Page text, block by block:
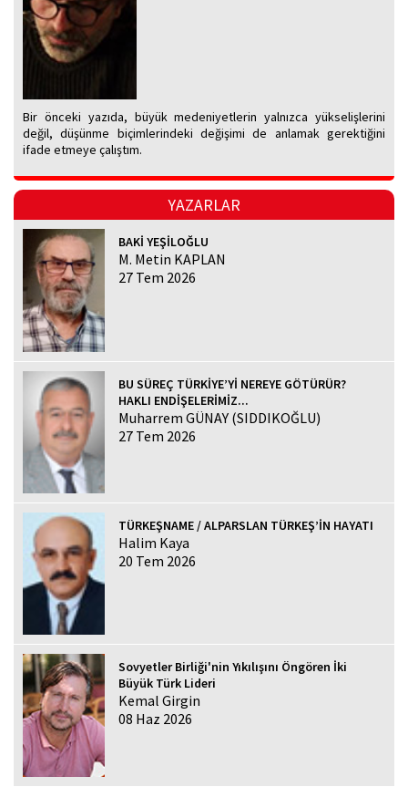
Bir önceki yazıda, büyük medeniyetlerin yalnızca yükselişlerini
değil, düşünme biçimlerindeki değişimi de anlamak gerektiğini
ifade etmeye çalıştım.
YAZARLAR
BAKİ YEŞİLOĞLU
M. Metin KAPLAN
27 Tem 2026
BU SÜREÇ TÜRKİYE’Yİ NEREYE GÖTÜRÜR?
HAKLI ENDİŞELERİMİZ...
Muharrem GÜNAY (SIDDIKOĞLU)
27 Tem 2026
TÜRKEŞNAME / ALPARSLAN TÜRKEŞ’İN HAYATI
Halim Kaya
20 Tem 2026
Sovyetler Birliği'nin Yıkılışını Öngören İki
Büyük Türk Lideri
Kemal Girgin
08 Haz 2026